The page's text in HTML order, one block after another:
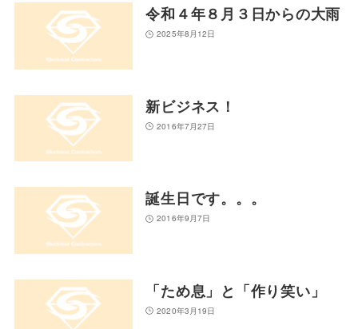
令和４年８月３日からの大雨
2025年8月12日
新ビジネス！
2016年7月27日
誕生日です。。。
2016年9月7日
「ため息」と「作り笑い」
2020年3月19日